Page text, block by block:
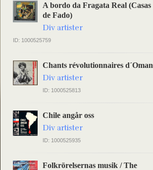
A bordo da Fragata Real (Casas
de Fado)
Div artister
ID: 1000525759
Chants révolutionnaires d´Oman
Div artister
ID: 1000525813
Chile angår oss
Div artister
ID: 1000525935
Folkrörelsernas musik / The